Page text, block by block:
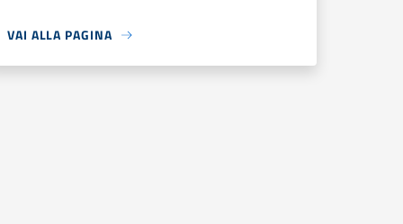
VAI ALLA PAGINA